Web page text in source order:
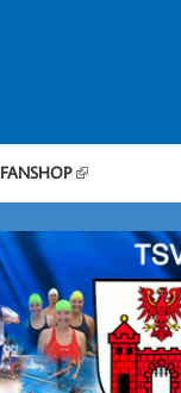
FANSHOP